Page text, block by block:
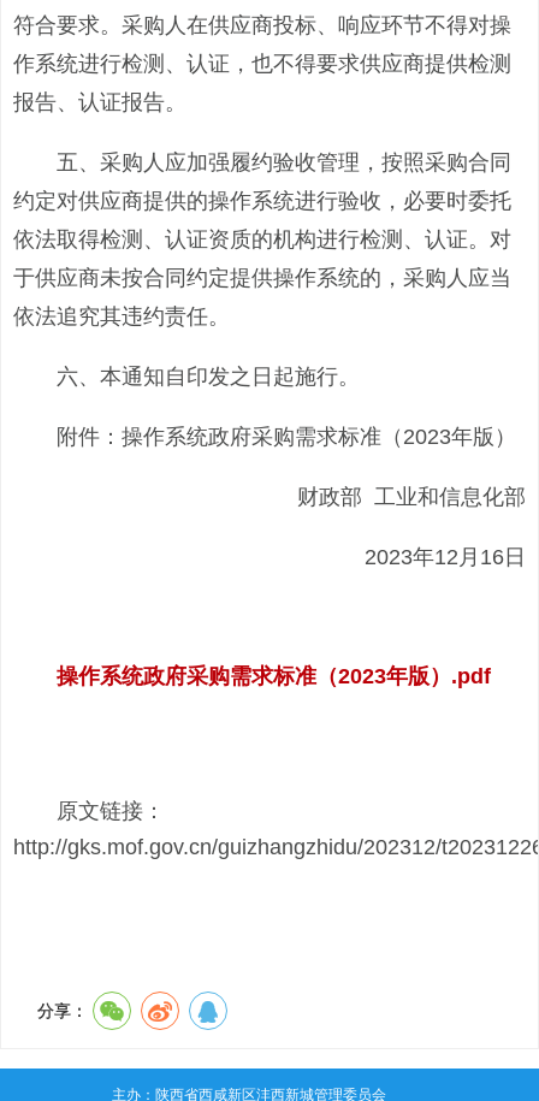
符合要求。采购人在供应商投标、响应环节不得对操
作系统进行检测、认证，也不得要求供应商提供检测
报告、认证报告。
五、采购人应加强履约验收管理，按照采购合同
约定对供应商提供的操作系统进行验收，必要时委托
依法取得检测、认证资质的机构进行检测、认证。对
于供应商未按合同约定提供操作系统的，采购人应当
依法追究其违约责任。
六、本通知自印发之日起施行。
附件：操作系统政府采购需求标准（2023年版）
财政部 工业和信息化部
2023年12月16日
操作系统政府采购需求标准（2023年版）.pdf
原文链接：
http://gks.mof.gov.cn/guizhangzhidu/202312/
分享：
主办：陕西省西咸新区沣西新城管理委员会